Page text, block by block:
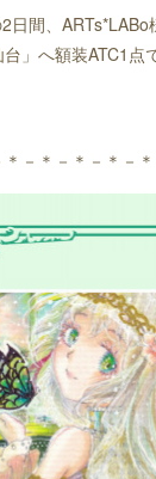
日間、ARTs*LABo
台」へ額装ATC1
＊－＊－＊－＊－＊